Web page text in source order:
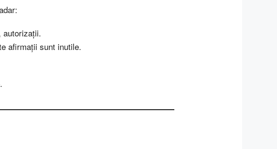
autorizații.
afirmații sunt inutile.